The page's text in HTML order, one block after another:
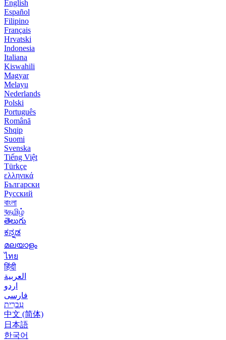
English
Español
Filipino
Français
Hrvatski
Indonesia
Italiana
Kiswahili
Magyar
Melayu
Nederlands
Polski
Português
Română
Shqip
Suomi
Svenska
Tiếng Việt
Türkçe
ελληνικά
Български
Русский
বাংলা
বதமிழ்
తెలుగు
ಕನ್ನಡ
മലയാളം
ไทย
हिंदी
العربية
اردو
فارسی
עִברִית
中文 (简体)
日本語
한국어